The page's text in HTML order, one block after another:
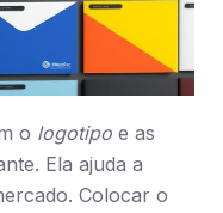
o logotipo e as
Ela ajuda a
Colocar o